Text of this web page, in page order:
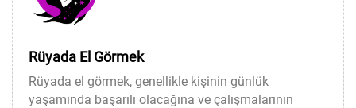
Rüyada El Görmek
Rüyada el görmek, genellikle kişinin günlük
yaşamında başarılı olacağına ve çalışmalarının